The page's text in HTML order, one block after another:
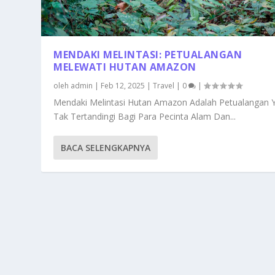
MENDAKI MELINTASI: PETUALANGAN
MELEWATI HUTAN AMAZON
oleh admin | Feb 12, 2025 |Travel | 0 |
Mendaki Melintasi Hutan Amazon Adalah Petualangan
Tak Tertandingi Bagi Para Pecinta Alam Dan...
BACA SELENGKAPNYA